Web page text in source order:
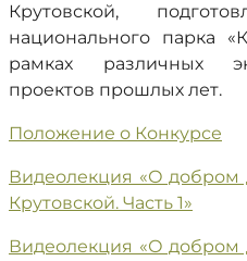
Крутовской,
национального парка
рамках различных
проектов прошлых лет.
Положение о Конкурсе
Видеолекция «О добром
Крутовской. Часть 1»
Видеолекция «О добром